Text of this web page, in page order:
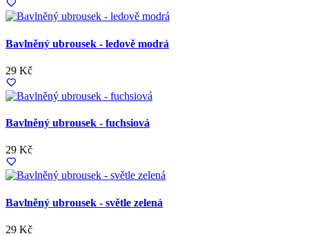
Bavlněný ubrousek - ledově modrá
29 Kč
Bavlněný ubrousek - fuchsiová
29 Kč
Bavlněný ubrousek - světle zelená
29 Kč